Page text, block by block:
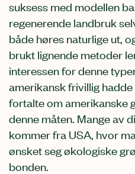
suksess med modellen
regenerende landbruk
både høres naturlige ut,
brukt lignende metoder
interessen for denne
amerikansk frivillig
fortalte om amerikanske
denne måten. Mange av
kommer fra USA, hvor
ønsket seg økologiske
bonden.